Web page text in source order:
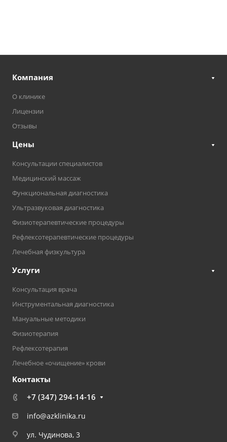
Компания
О клинике
Лицензии
Отзывы
Цены
Консультации специалистов
Медицинский массаж
Функциональная диагностика
Ультразвуковая диагностика
Физиотерапевтические процедуры
Рефлексотерапевтические процедуры
Лечебная физкультура
Услуги
Консультация врача
Инструментальная диагностика
Мануальные методики
Физиотерапия
Рефлексотерапия
Лечебное «очищение» крови
Контакты
+7 (347) 294-14-16
info@azklinika.ru
ул. Чудинова, 3